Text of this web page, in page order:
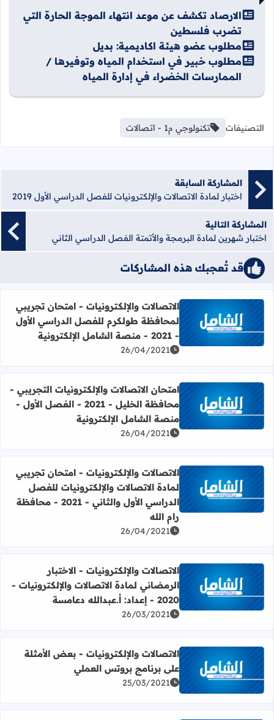
الارصاد تكشف عن موعد انتهاء الموجة الحارة التي
تضرب فلسطين
مطلوب عضو هيئة اكاديمية: بديل
مطلوب خبير في استخدام المياه وتوفيرها /
الممارسات الخضراء في إدارة المياه
التصنيفات تكنولوجي م1 - اتصالات
المشاركة السابقة
اختبار لمادة الاتصالات والإلكترونيات للفصل الدراسي الأول 2019
المشاركة التالية
اختبار شهرين لمادة البرمجة والأتمتة الفصل الدراسي الثاني
قد تُعجبك هذه المشاركات
اقرأ المزيد عن الاتصالات والإلكترونيات - امتحان تجريبي لمحافظة طولكرم
الاتصالات والإلكترونيات - امتحان تجريبي
لمحافظة طولكرم للفصل الدراسي الأول
- 2021 - منصة الشامل الإلكترونية
26/04/2021
اقرأ المزيد عن امتحان الاتصالات والإلكترونيات التجريبي - محافظة الخليل - 2021 - الفصل الأول -
امتحان الاتصالات والإلكترونيات التجريبي -
محافظة الخليل - 2021 - الفصل الأول -
منصة الشامل الإلكترونية
26/04/2021
اقرأ المزيد عن الاتصالات والإلكترونيات - امتحان تجريبي لمادة
الاتصالات والإلكترونيات - امتحان تجريبي
لمادة الاتصالات والإلكترونيات للفصل
الدراسي الأول والثاني - 2021 - محافظة
رام الله
26/04/2021
اقرأ المزيد عن الاتصالات والإلكترونيات - الاختبار الرمضاني لمادة الاتصالات
الاتصالات والإلكترونيات - الاختبار
الرمضاني لمادة الاتصالات والإلكترونيات -
2020 - إعداد: أ.عبدالله دعامسة
26/03/2021
اقرأ المزيد عن الاتصالات والإلكترونيات - بعض الأمثلة على
الاتصالات والإلكترونيات - بعض الأمثلة
على برنامج بروتس العملي
25/03/2021